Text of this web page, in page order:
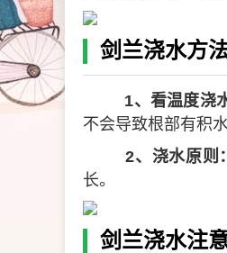
剑兰浇水方
1、看温度浇
不会导致根部有积水
2、浇水原则：
长。
剑兰浇水注